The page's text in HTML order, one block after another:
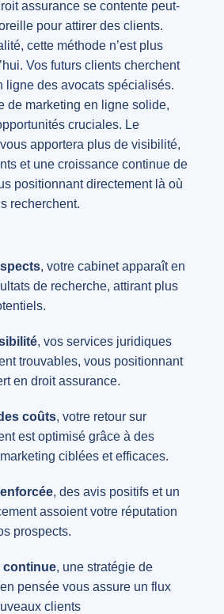
assurance se contente peut-
pour attirer des clients.
cette méthode n’est plus
Vos futurs clients cherchent
ligne des avocats spécialisés.
de marketing en ligne solide,
cruciales. Le
apportera plus de visibilité,
et une croissance continue de
positionnant directement là où
recherchent.
, votre cabinet apparaît en
de recherche, attirant plus
, vos services juridiques
trouvables, vous positionnant
en droit assurance.
coûts, votre retour sur
est optimisé grâce à des
ciblées et efficaces.
, des avis positifs et un
assoient votre réputation
prospects.
continue, une stratégie de
pensée vous assure un flux
clients